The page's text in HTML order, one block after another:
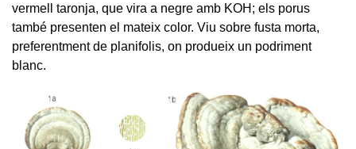
vermell taronja, que vira a negre amb KOH; els porus
també presenten el mateix color. Viu sobre fusta morta,
preferentment de planifolis, on produeix un podriment
blanc.